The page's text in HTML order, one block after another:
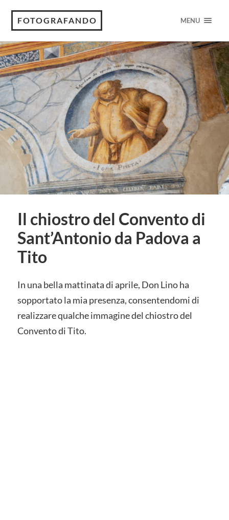
FOTOGRAFANDO MENU
Il chiostro del Convento di
Sant’Antonio da Padova a
Tito
In una bella mattinata di aprile, Don Lino ha
sopportato la mia presenza, consentendomi di
realizzare qualche immagine del chiostro del
Convento di Tito.